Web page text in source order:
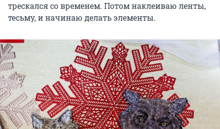
трескался со временем. Потом наклеиваю ленты,
тесьму, и начинаю делать элементы.